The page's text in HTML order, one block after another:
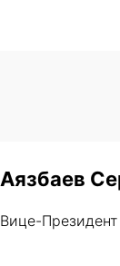
Аязбаев
Вице-Президент